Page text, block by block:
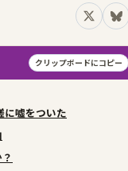
Xでシェ
クリップボードにコピー
に嘘をついた